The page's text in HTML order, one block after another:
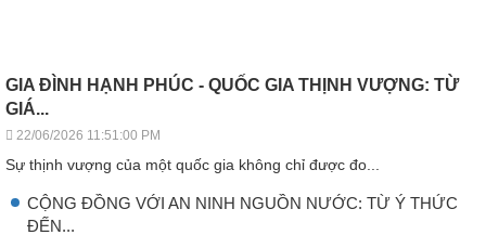
GIA ĐÌNH HẠNH PHÚC - QUỐC GIA THỊNH VƯỢNG: TỪ
GIÁ...
22/06/2026 11:51:00 PM
Sự thịnh vượng của một quốc gia không chỉ được đo...
CỘNG ĐỒNG VỚI AN NINH NGUỒN NƯỚC: TỪ Ý THỨC
ĐẾN...